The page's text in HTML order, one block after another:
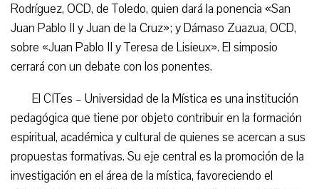
Rodríguez, OCD, de Toledo, quien dará la ponencia «San
Juan Pablo II y Juan de la Cruz»; y Dámaso Zuazua, OCD,
sobre «Juan Pablo II y Teresa de Lisieux». El simposio
cerrará con un debate con los ponentes.
El CITes – Universidad de la Mística es una institución
pedagógica que tiene por objeto contribuir en la formación
espiritual, académica y cultural de quienes se acercan a sus
propuestas formativas. Su eje central es la promoción de la
investigación en el área de la mística, favoreciendo el